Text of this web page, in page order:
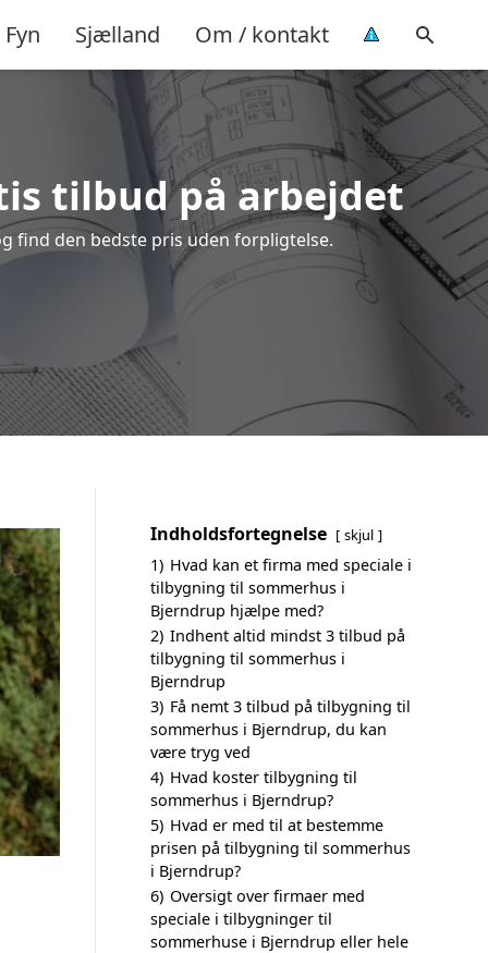
Fyn Sjælland Om / kontakt
tilbud på arbejdet
find den bedste pris uden forpligtelse.
Indholdsfortegnelse skjul
1) Hvad kan et firma med speciale i
tilbygning til sommerhus i
Bjerndrup hjælpe med?
2) Indhent altid mindst 3 tilbud på
tilbygning til sommerhus i
Bjerndrup
3) Få nemt 3 tilbud på tilbygning til
sommerhus i Bjerndrup, du kan
være tryg ved
4) Hvad koster tilbygning til
sommerhus i Bjerndrup?
5) Hvad er med til at bestemme
prisen på tilbygning til sommerhus
i Bjerndrup?
6) Oversigt over firmaer med
speciale i tilbygninger til
sommerhuse i Bjerndrup eller hele